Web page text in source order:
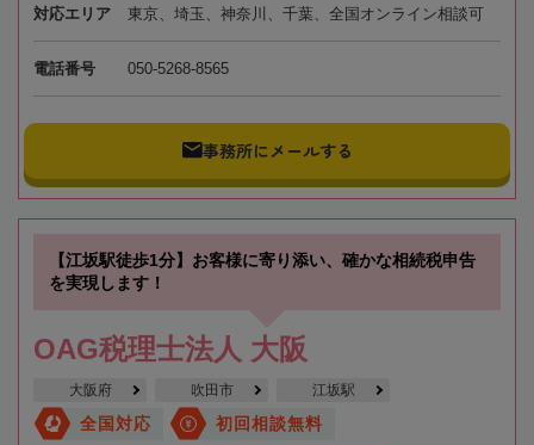
対応エリア 東京、埼玉、神奈川、千葉、全国オンライン相談可
電話番号 050-5268-8565
事務所にメールする
【江坂駅徒歩1分】お客様に寄り添い、確かな相続税申告
を実現します！
OAG税理士法人 大阪
大阪府 吹田市 江坂駅
全国対応 初回相談無料